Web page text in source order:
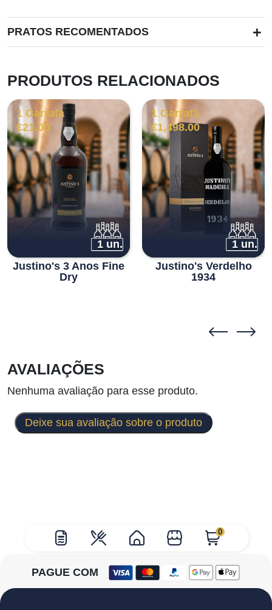
0
PRATOS RECOMENTADOS +
PRODUTOS RELACIONADOS
1 Garrafa
€21.00
1 un.
Justino's 3 Anos Fine
Dry
1 Garrafa
€1,498.00
1 un.
Justino's Verdelho
1934
AVALIAÇÕES
Nenhuma avaliação para esse produto.
Deixe sua avaliação sobre o produto
PAGUE COM